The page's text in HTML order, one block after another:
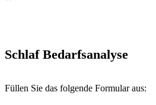
Schlaf Bedarfsanalyse
Füllen Sie das folgende Formular aus: